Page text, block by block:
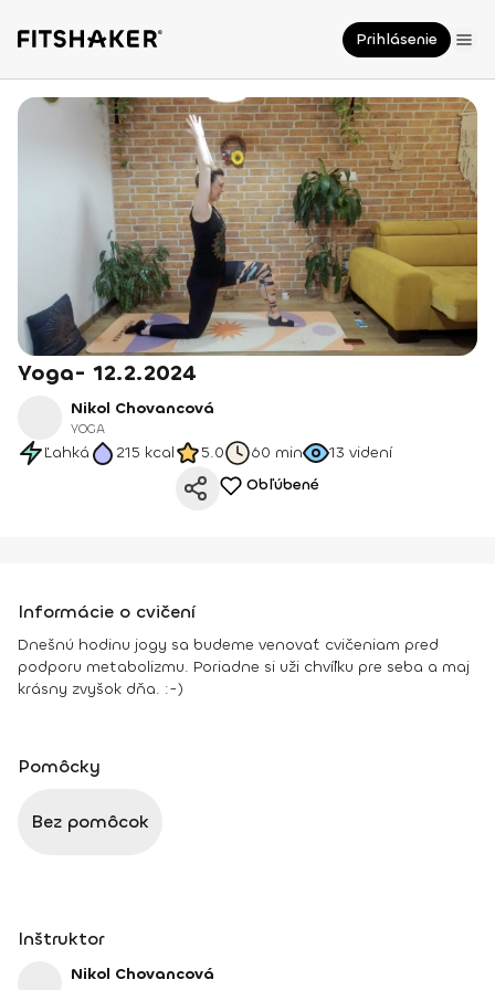
Prihlásenie
Yoga- 12.2.2024
Nikol Chovancová
YOGA
Ľahká 215 kcal 5.0 60 min 13 videní
Obľúbené
Informácie o cvičení
Dnešnú hodinu jogy sa budeme venovať cvičeniam pred
podporu metabolizmu. Poriadne si uži chvíľku pre seba a maj
krásny zvyšok dňa. :-)
Pomôcky
Bez pomôcok
Inštruktor
Nikol Chovancová